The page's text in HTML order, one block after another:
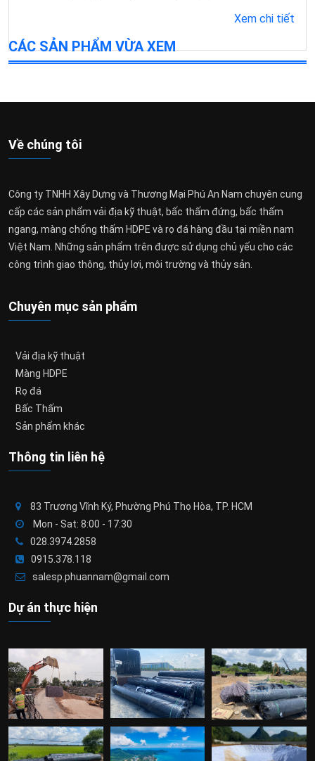
Xem chi tiết
CÁC SẢN PHẨM VỪA XEM
Về chúng tôi
Công ty TNHH Xây Dựng và Thương Mại Phú An Nam chuyên cung
cấp các sản phẩm vải địa kỹ thuật, bấc thấm đứng, bấc thấm
ngang, màng chống thấm HDPE và rọ đá hàng đầu tại miền nam
Việt Nam. Những sản phẩm trên được sử dụng chủ yếu cho các
công trình giao thông, thủy lợi, môi trường và thủy sản.
Chuyên mục sản phẩm
Vải địa kỹ thuật
Màng HDPE
Rọ đá
Bấc Thấm
Sản phẩm khác
Thông tin liên hệ
83 Trương Vĩnh Ký, Phường Phú Thọ Hòa, TP. HCM
Mon - Sat: 8:00 - 17:30
028.3974.2858
0915.378.118
salesp.phuannam@gmail.com
Dự án thực hiện